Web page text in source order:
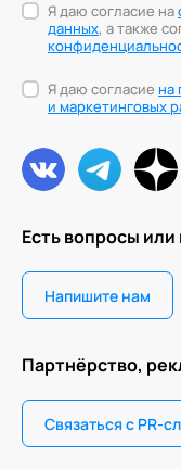
Есть вопросы
Напишите нам
Партнёрство,
Связаться с PR-
Я даю согласие на
данных, а также
Я даю согласие на
и маркетинговых